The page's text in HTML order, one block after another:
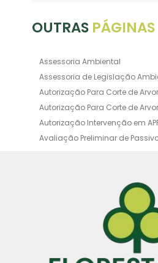
OUTRAS PÁGINAS
Assessoria Ambiental
Assessoria de Legislação
Autorização Para Corte de
Autorização Para Corte de
Autorização Intervenção em
Avaliação Preliminar de
Certificado de Movimentação
Certificado de Movimentação
Interesse Ambiental Cadri
Consultoria Ambiental
Consultoria Ambiental SP
Consultoria de